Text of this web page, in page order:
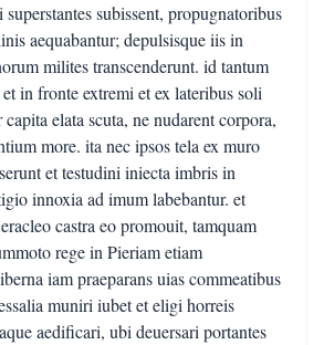
subissent, propugnatoribus
aequabantur; depulsisque iis in
milites transcenderunt. id tantum
in fronte extremi et ex lateribus soli
elata scuta, ne nudarent corpora,
more. ita nec ipsos tela ex muro
et testudini iniecta imbris in
innoxia ad imum labebantur. et
castra eo promouit, tamquam
rege in Pieriam etiam
iam praeparans uias commeatibus
muniri iubet et eligi horreis
aedificari, ubi deuersari portantes